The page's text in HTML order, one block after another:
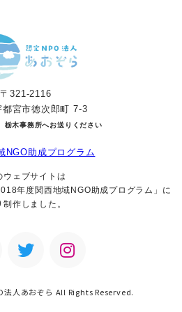
〒321-2116
都宮市徳次郎町 7-3
栃木事務所へお送りください
ウェブサイトは
年度関西地域NGO助成プログラム」に
制作しました。
人あおぞら All Rights Reserved.